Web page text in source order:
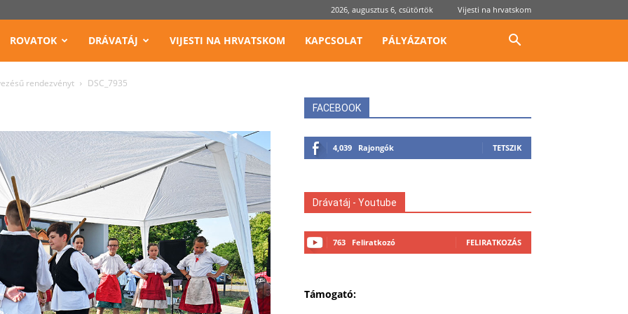
2026, augusztus 6, csütörtök Vijesti na hrvatskom
ROVATOK DRÁVATÁJ VIJESTI NA HRVATSKOM KAPCSOLAT PÁLYÁZATOK
rendezvényt DSC_7935
FACEBOOK
4,039 Rajongók TETSZIK
Drávatáj - Youtube
763 Feliratkozó FELIRATKOZÁS
Támogató: